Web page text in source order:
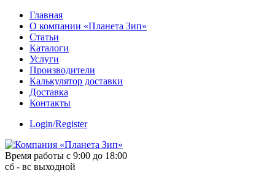
Skip
content
Главная
О компании «Планета Зип»
Статьи
Каталоги
Услуги
Производители
Калькулятор доставки
Доставка
Контакты
Login/Register
Время работы с 9:00 до 18:00
сб - вс выходной